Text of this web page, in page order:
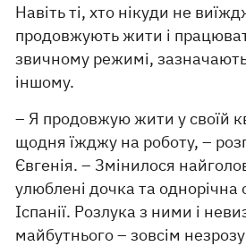
Навіть ті, хто нікуди не
продовжують жити і
звичному режимі,
іншому.
– Я продовжую жити у своїй
щодня їжджу на роботу, –
Євгенія. – Змінилося
улюблені дочка та однорічна
Іспанії. Розлука з ними і
майбутнього – зовсім